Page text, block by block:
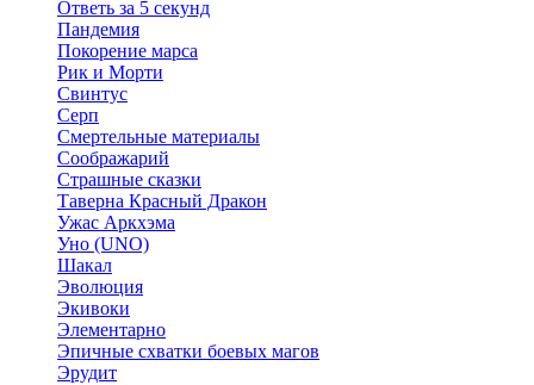
Ответь за 5 секунд
Пандемия
Покорение марса
Рик и Морти
Свинтус
Серп
Смертельные материалы
Соображарий
Страшные сказки
Таверна Красный Дракон
Ужас Аркхэма
Уно (UNO)
Шакал
Эволюция
Экивоки
Элементарно
Эпичные схватки боевых магов
Эрудит